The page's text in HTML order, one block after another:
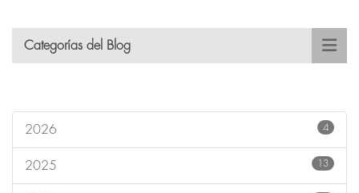
Categorías del Blog
2026 4
2025 13